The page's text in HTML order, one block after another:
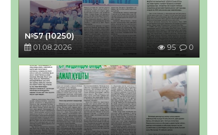
№57 (10250)
01.08.2026
95 0